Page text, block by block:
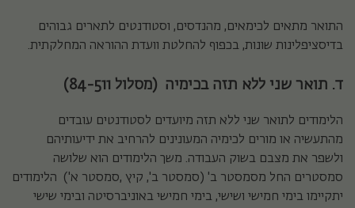
התואר מתאים לכימאים, מהנדסים, וסטודנטים לתארים גבוהים
בדיסציפלינות שונות, בכפוף להחלטת וועדת ההוראה המחלקתית.
ד. תואר שני ללא תזה בכימיה (מסלול (84-511
הלימודים לתואר שני ללא תזה מיועדים לסטודנטים עובדים
מהתעשיה או מורים לכימיה המעונינים להרחיב את ידיעותיהם
ולשפר את מצבם בשוק העבודה. משך הלימודים הוא שלושה
סמסטרים החל מסמסטר ב' (סמסטר ב', קיץ ,סמסטר א') הלימודים
יתקיימו בימי חמישי ושישי, בימי חמישי באוניברסיטה ובימי שישי